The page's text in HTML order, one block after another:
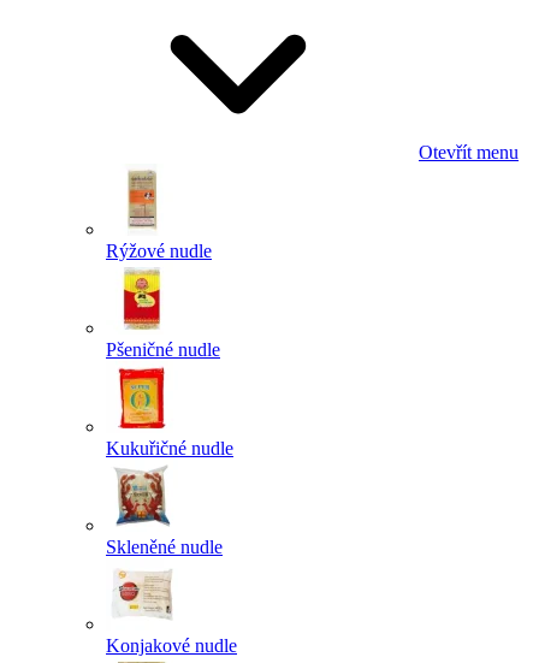
Otevřít menu
Rýžové nudle
Pšeničné nudle
Kukuřičné nudle
Skleněné nudle
Konjakové nudle